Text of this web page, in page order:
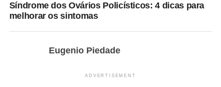
Síndrome dos Ovários Policísticos: 4 dicas para
melhorar os sintomas
Eugenio Piedade
ADVERTISEMENT